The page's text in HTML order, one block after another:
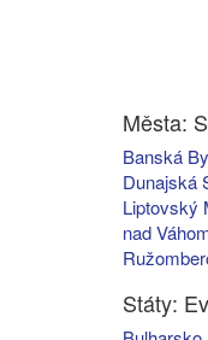
Města:
Banská
Dunajská
Liptovský
nad
Státy: